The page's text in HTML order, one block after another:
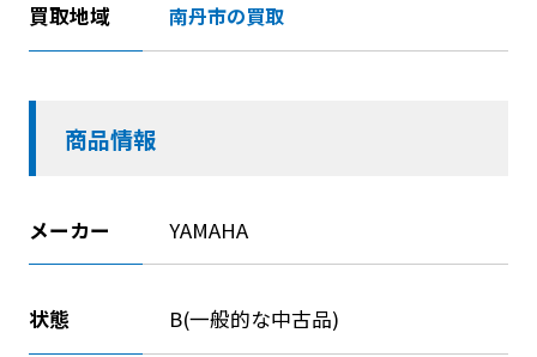
買取地域 南丹市の買取
商品情報
メーカー YAMAHA
状態 B(一般的な中古品)